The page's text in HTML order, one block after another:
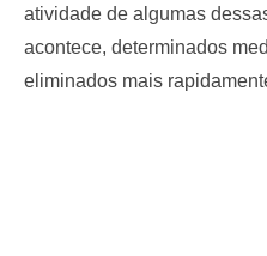
atividade de algumas
acontece, determinados
eliminados mais